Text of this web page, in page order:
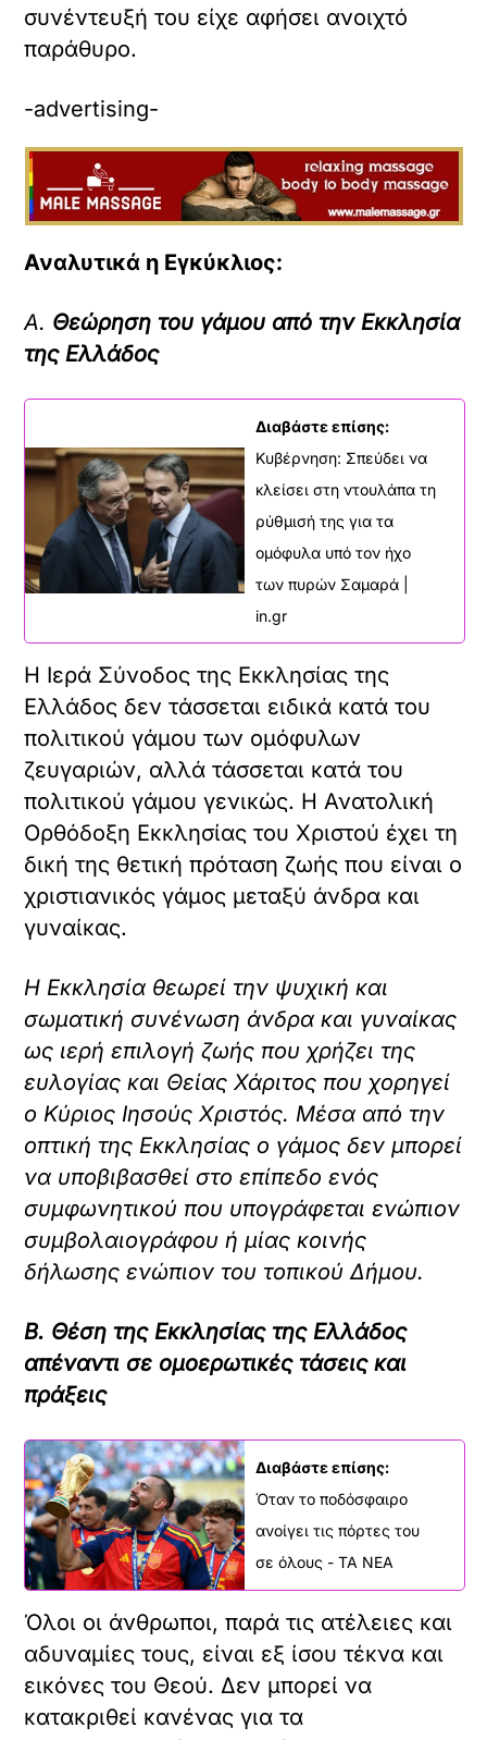
συνέντευξή του είχε αφήσει ανοιχτό
παράθυρο.
-advertising-
Αναλυτικά η Εγκύκλιος:
Α. Θεώρηση του γάμου από την Εκκλησία
της Ελλάδος
Διαβάστε επίσης:
Κυβέρνηση: Σπεύδει να
κλείσει στη ντουλάπα τη
ρύθμισή της για τα
ομόφυλα υπό τον ήχο
των πυρών Σαμαρά |
in.gr
Η Ιερά Σύνοδος της Εκκλησίας της
Ελλάδος δεν τάσσεται ειδικά κατά του
πολιτικού γάμου των ομόφυλων
ζευγαριών, αλλά τάσσεται κατά του
πολιτικού γάμου γενικώς. Η Ανατολική
Ορθόδοξη Εκκλησίας του Χριστού έχει τη
δική της θετική πρόταση ζωής που είναι ο
χριστιανικός γάμος μεταξύ άνδρα και
γυναίκας.
Η Εκκλησία θεωρεί την ψυχική και
σωματική συνένωση άνδρα και γυναίκας
ως ιερή επιλογή ζωής που χρήζει της
ευλογίας και Θείας Χάριτος που χορηγεί
ο Κύριος Ιησούς Χριστός. Μέσα από την
οπτική της Εκκλησίας ο γάμος δεν μπορεί
να υποβιβασθεί στο επίπεδο ενός
συμφωνητικού που υπογράφεται ενώπιον
συμβολαιογράφου ή μίας κοινής
δήλωσης ενώπιον του τοπικού Δήμου.
Β. Θέση της Εκκλησίας της Ελλάδος
απέναντι σε ομοερωτικές τάσεις και
πράξεις
Διαβάστε επίσης:
Όταν το ποδόσφαιρο
ανοίγει τις πόρτες του
σε όλους - ΤΑ ΝΕΑ
Όλοι οι άνθρωποι, παρά τις ατέλειες και
αδυναμίες τους, είναι εξ ίσου τέκνα και
εικόνες του Θεού. Δεν μπορεί να
κατακριθεί κανένας για τα